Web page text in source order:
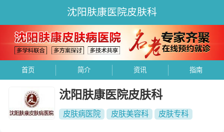
沈阳肤康医院皮肤科
首页 简介 资讯 指南
沈阳肤康医院皮肤科
皮肤病医院 皮肤美容科 皮肤专科